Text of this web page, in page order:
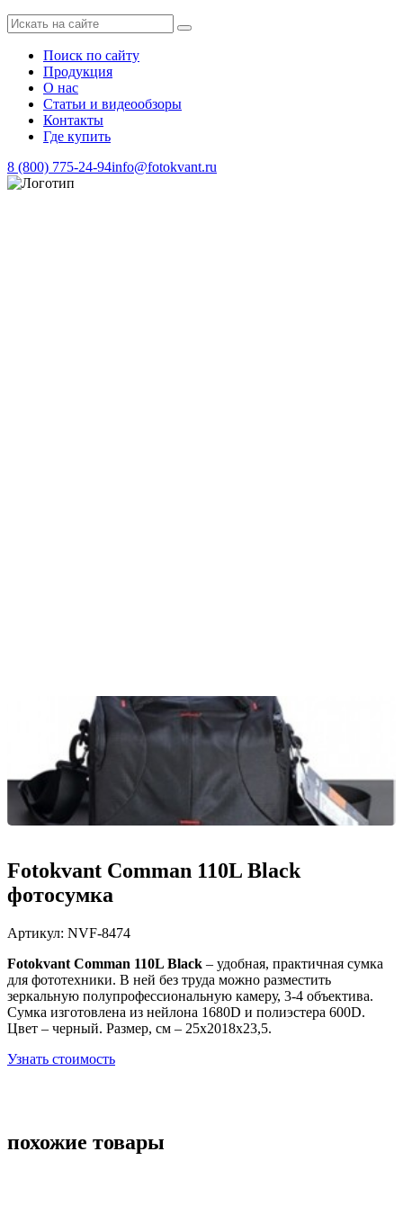
Поиск по сайту
Продукция
О нас
Статьи и видеообзоры
Контакты
Где купить
8 (800) 775-24-94info@fotokvant.ru
Fotokvant Comman 110L Black
фотосумка
Артикул: NVF-8474
Fotokvant Comman 110L Black – удобная, практичная сумка
для фототехники. В ней без труда можно разместить
зеркальную полупрофессиональную камеру, 3-4 объектива.
Сумка изготовлена из нейлона 1680D и полиэстера 600D.
Цвет – черный. Размер, см – 25х2018х23,5.
Узнать стоимость
похожие товары